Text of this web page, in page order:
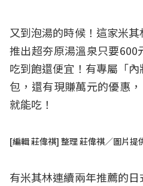
又到泡湯的時候！這家米其
推出超夯原湯溫泉只要
吃到飽還便宜！有專屬「
包，還有現賺萬元的優惠
就能吃！
[編輯 莊偉祺] 整理 莊偉祺／圖片提
有米其林連續兩年推薦的日